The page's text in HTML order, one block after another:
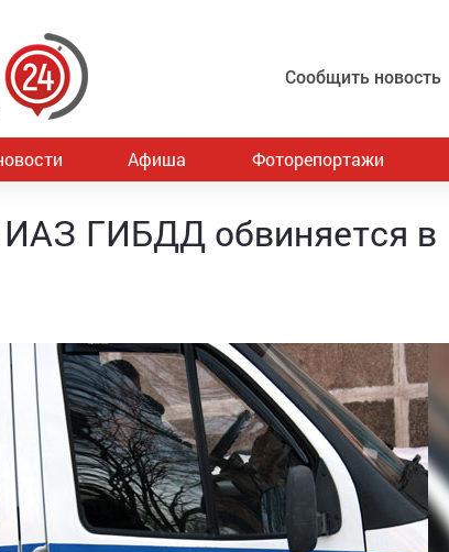
Сообщить новость
Афиша Фоторепортажи
ИАЗ ГИБДД обвиняется в